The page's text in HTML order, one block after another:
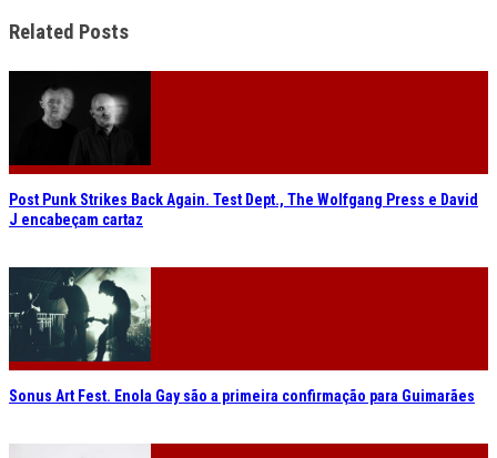
Related Posts
Post Punk Strikes Back Again. Test Dept., The Wolfgang Press e David
J encabeçam cartaz
Sonus Art Fest. Enola Gay são a primeira confirmação para Guimarães